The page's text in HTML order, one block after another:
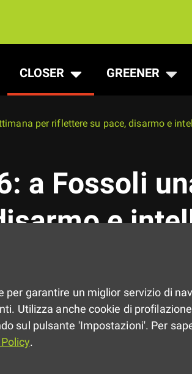
CLOSER GREENER
per riflettere su pace, disarmo e
a Fossoli
e
comprendere il
garantire un miglior servizio di
Utilizza anche cookie di
sul pulsante 'Impostazioni'. Per
.